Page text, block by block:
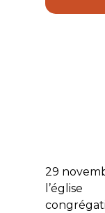
29
l’église